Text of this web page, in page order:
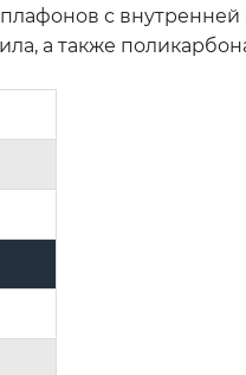
с
а также